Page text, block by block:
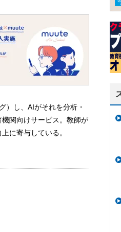
）し、AIがそれを分析・
関向けサービス。教師が
に寄与している。